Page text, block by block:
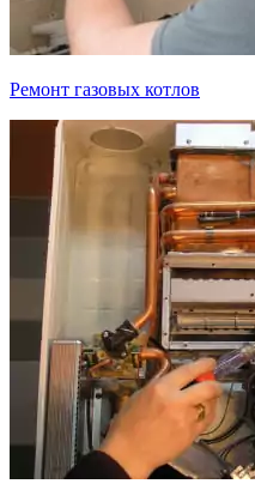
Ремонт газовых котлов